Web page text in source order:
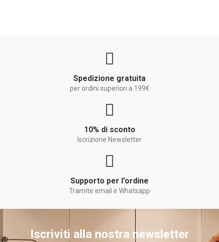
Spedizione gratuita
per ordini superiori a 199€
10% di sconto
Iscrizione Newsletter
Supporto per l'ordine
Tramite email e Whatsapp
Iscriviti alla nostra newsletter